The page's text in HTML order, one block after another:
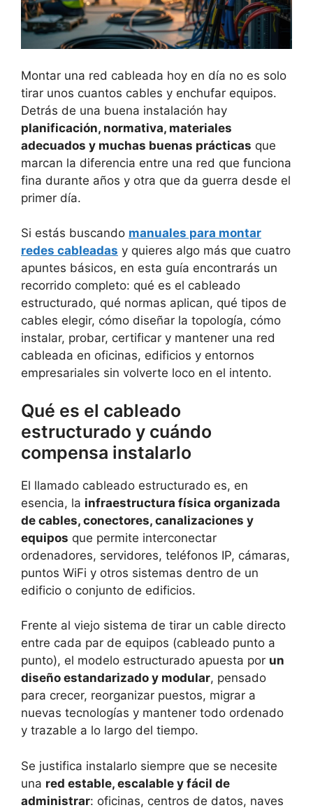
Montar una red cableada hoy en día no es solo
tirar unos cuantos cables y enchufar equipos.
Detrás de una buena instalación hay
planificación, normativa, materiales
adecuados y muchas buenas prácticas que
marcan la diferencia entre una red que funciona
fina durante años y otra que da guerra desde el
primer día.
Si estás buscando manuales para montar
redes cableadas y quieres algo más que cuatro
apuntes básicos, en esta guía encontrarás un
recorrido completo: qué es el cableado
estructurado, qué normas aplican, qué tipos de
cables elegir, cómo diseñar la topología, cómo
instalar, probar, certificar y mantener una red
cableada en oficinas, edificios y entornos
empresariales sin volverte loco en el intento.
Qué es el cableado
estructurado y cuándo
compensa instalarlo
El llamado cableado estructurado es, en
esencia, la infraestructura física organizada
de cables, conectores, canalizaciones y
equipos que permite interconectar
ordenadores, servidores, teléfonos IP, cámaras,
puntos WiFi y otros sistemas dentro de un
edificio o conjunto de edificios.
Frente al viejo sistema de tirar un cable directo
entre cada par de equipos (cableado punto a
punto), el modelo estructurado apuesta por un
diseño estandarizado y modular, pensado
para crecer, reorganizar puestos, migrar a
nuevas tecnologías y mantener todo ordenado
y trazable a lo largo del tiempo.
Se justifica instalarlo siempre que se necesite
una red estable, escalable y fácil de
administrar: oficinas, centros de datos, naves